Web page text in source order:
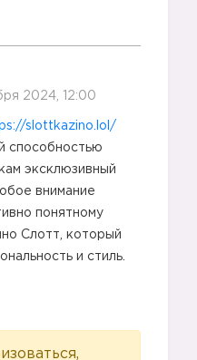
2024, 12:00
slottkazino.lol/
способностью
эксклюзивный
внимание
понятному
Слотт, который
и стиль.